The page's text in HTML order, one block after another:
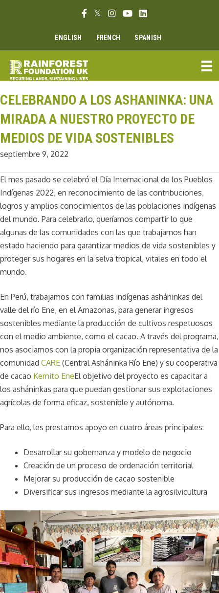
Enlace Facebook
Enlace Twitter
Enlace Instagram
Enlace Youtube
Linkedin link
ENGLISH FRENCH SPANISH
CELEBRANDO A LOS ASHANINKA: UNA
MIRADA A NUESTRO PROYECTO DE
MEDIOS DE VIDA SOSTENIBLES
septiembre 9, 2022
El mes pasado se celebró el Día Internacional de los Pueblos
Indígenas 2022, en reconocimiento de las contribuciones,
logros y amplios conocimientos de las poblaciones indígenas
del mundo. Para celebrarlo, queríamos compartir lo que
algunas de las comunidades con las que trabajamos han
estado haciendo para garantizar medios de vida sostenibles y
proteger sus hogares en la selva tropical, vitales en todo el
mundo.
En Perú, trabajamos con familias indígenas asháninkas del
valle del río Ene, en el Amazonas, para generar ingresos
sostenibles mediante la producción de cultivos respetuosos
con el medio ambiente, como el cacao. A través del programa,
nos asociamos con la propia organización representativa de la
comunidad CARE (Central Asháninka Río Ene) y su cooperativa
de cacao Kemito EneEl objetivo del proyecto es capacitar a
los asháninkas para que puedan gestionar sus explotaciones
agrícolas de forma eficaz, sostenible y autónoma.
Para ello, les prestamos apoyo en cuatro áreas principales:
Desarrollar su gobernanza y modelo de negocio
Creación de un proceso de ordenación territorial
Mejorar su producción de cacao sostenible
Diversificar sus ingresos mediante la agrosilvicultura